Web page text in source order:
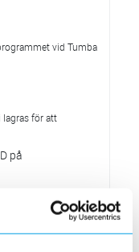
vid Tumba
för att
på
betalkort på